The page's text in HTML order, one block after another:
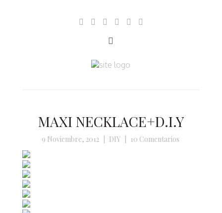
MAXI NECKLACE+D.I.Y
9 Noviembre, 2012 DIY 10 Comentarios